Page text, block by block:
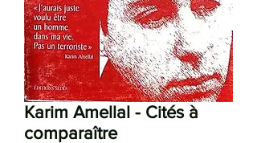
Karim Amellal - Cités à
comparaître